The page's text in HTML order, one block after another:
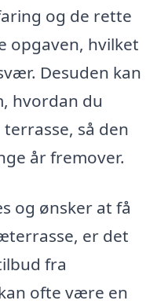
og de rette
opgaven, hvilket
Desuden kan
hvordan du
så den
år fremover.
og ønsker at få
er det
fra
ofte være en